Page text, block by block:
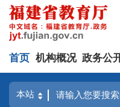
首页 机构概况 政务公